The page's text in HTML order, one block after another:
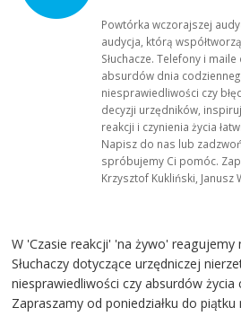
Powtórka wczorajszej
audycja, którą
Słuchacze. Telefony i
absurdów dnia
niesprawiedliwości czy
decyzji urzędników,
reakcji i czynienia życia
Napisz do nas lub
spróbujemy Ci pomóc.
Krzysztof Kukliński, Janusz
W 'Czasie reakcji' 'na żywo' reagujemy
Słuchaczy dotyczące urzędniczej
niesprawiedliwości czy absurdów życia
Zapraszamy od poniedziałku do piątku